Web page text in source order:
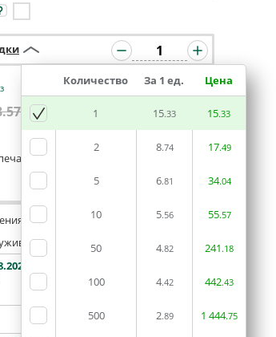
Количество За 1 ед. Цена
1 15.33 15.33
2 8.74 17.49
5 6.81 34.04
10 5.56 55.57
50 4.82 241.18
100 4.42 442.43
500 2.89 1 444.75
.57
BYN
В КОРЗИНУ
из готового макета
Оставить комментарий
заказа (до 200 руб.):
48 часов
самовывоз
Ул. Б. Хмельницкого, 7